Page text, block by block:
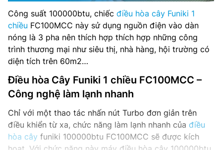
Công suất 100000btu, chiếc điều hòa cây Funiki 1
chiều FC100MCC này sử dụng nguồn điện vào dàn
nóng là 3 pha nên thích hợp thích hợp những công
trình thương mại như siêu thị, nhà hàng, hội trường có
diện tích trên 60m2…
Điều hòa Cây Funiki 1 chiều FC100MCC –
Công nghệ làm lạnh nhanh
Chỉ với một thao tác nhấn nút Turbo đơn giản trên
điều khiển từ xa, chức năng làm lạnh nhanh của điều
hòa cây funiki 100000btu FC100MCC sẽ được kích